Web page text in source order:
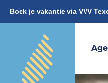
Boek je vakantie via VVV